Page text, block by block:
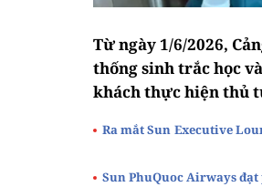
Từ ngày 1/6/2026,
thống sinh trắc học
khách thực hiện thủ
Ra mắt Sun Executive
Sun PhuQuoc Airways